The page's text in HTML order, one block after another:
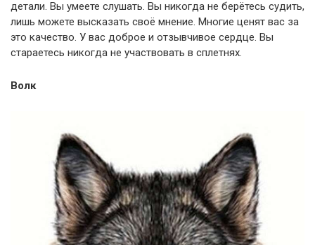
детали. Вы умеете слушать. Вы никогда не берётесь судить,
лишь можете высказать своё мнение. Многие ценят вас за
это качество. У вас доброе и отзывчивое сердце. Вы
стараетесь никогда не участвовать в сплетнях.
Волк